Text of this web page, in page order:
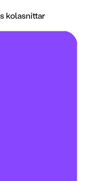
kolasnittar